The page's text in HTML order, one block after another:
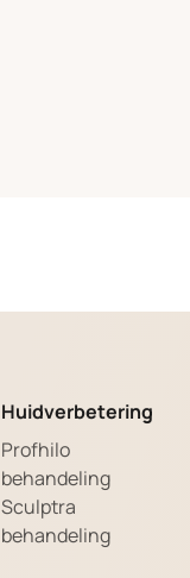
Huidverbetering
Profhilo
behandeling
Sculptra
behandeling